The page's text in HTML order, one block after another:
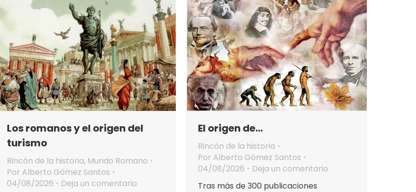
Los romanos y el origen del
turismo
Rincón de la historia, Mundo Romano
Por Alberto Gómez Santos
04/08/2026
Deja un comentario
El origen de…
Rincón de la historia
Por Alberto Gómez Santos
04/08/2026
Deja un comentario
Tras más de 300 publicaciones